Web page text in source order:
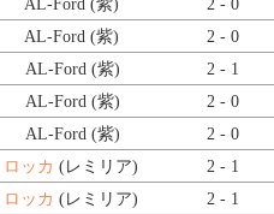
AL-Ford (紫) 2 - 0
AL-Ford (紫) 2 - 0
AL-Ford (紫) 2 - 1
AL-Ford (紫) 2 - 0
AL-Ford (紫) 2 - 0
ロッカ (レミリア) 2 - 1
ロッカ (レミリア) 2 - 1